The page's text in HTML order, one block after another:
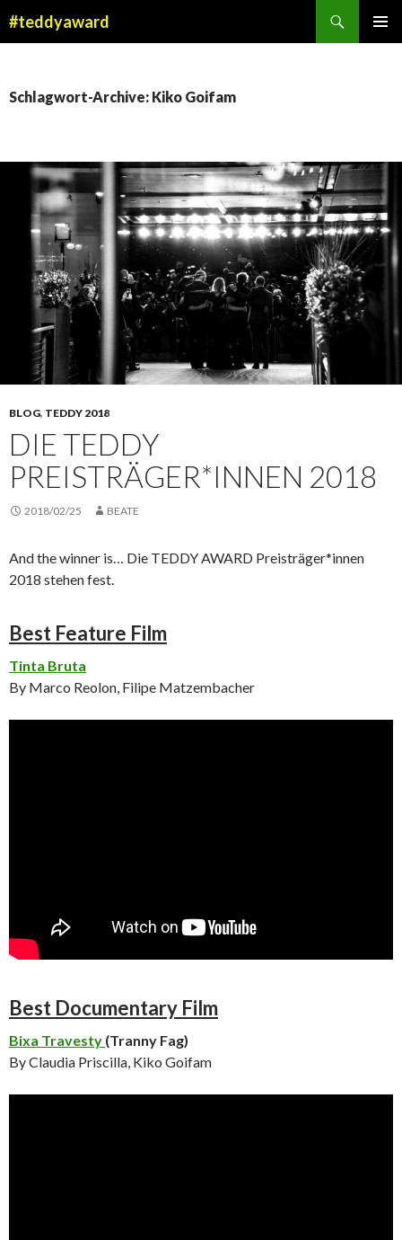
#teddyaward
Schlagwort-Archive: Kiko Goifam
BLOG, TEDDY 2018
DIE TEDDY
PREISTRÄGER*INNEN 2018
2018/02/25 BEATE
And the winner is… Die TEDDY AWARD Preisträger*innen
2018 stehen fest.
Best Feature Film
Tinta Bruta
By Marco Reolon, Filipe Matzembacher
Best Documentary Film
Bixa Travesty (Tranny Fag)
By Claudia Priscilla, Kiko Goifam